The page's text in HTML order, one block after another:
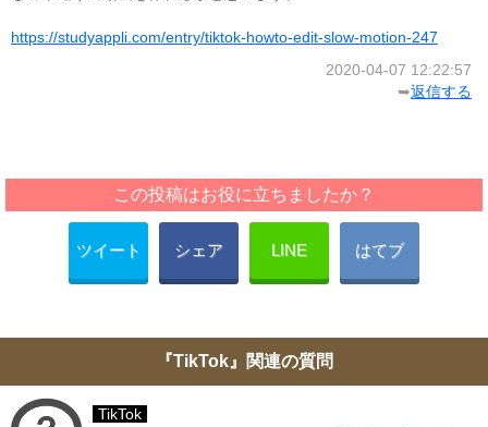
https://studyappli.com/entry/tiktok-howto-edit-slow-motion-247
2020-04-07 12:22:57
➥返信する
この投稿はお役に立ちましたか？
ツイート シェア LINE はてブ
『TikTok』関連の質問
TikTok